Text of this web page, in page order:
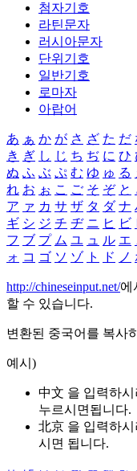
첨자기호
라틴문자
러시아문자
단위기호
일반기호
로마자
아랍어
あ ぁ か が さ ざ た だ
き ぎ し じ ち ぢ に ひ
ぬ ふ ぶ ぷ む ゆ ゅ る
れ お ぉ こ ご そ ぞ と
ア ァ カ サ ザ タ ダ ナ
ギ シ ジ チ ヂ ニ ヒ ビ
フ ブ プ ム ユ ュ ル エ
ォ コ ゴ ソ ゾ ト ド ノ
http://chineseinput.net/에
할 수 있습니다.
변환된 중국어를 복사
예시)
中文 을 입력하시
누르시면됩니다.
北京 을 입력하시
시면 됩니다.